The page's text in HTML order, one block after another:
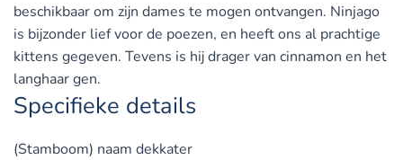
beschikbaar om zijn dames te mogen ontvangen. Ninjago
is bijzonder lief voor de poezen, en heeft ons al prachtige
kittens gegeven. Tevens is hij drager van cinnamon en het
langhaar gen.
Specifieke details
(Stamboom) naam dekkater